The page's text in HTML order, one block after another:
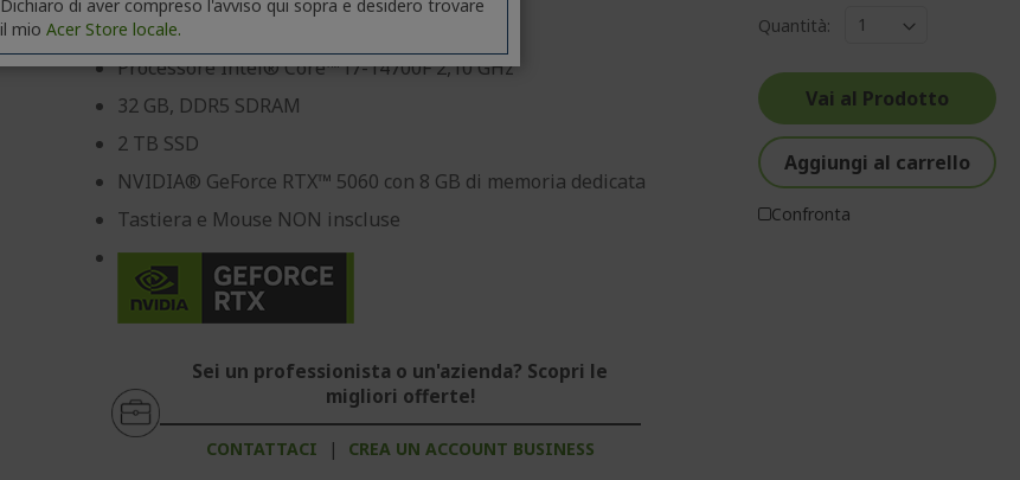
Windows 11 Pro
Processore Intel® Core™ i7-14700F 2,10 GHz
32 GB, DDR5 SDRAM
2 TB SSD
NVIDIA® GeForce RTX™ 5060 con 8 GB di memoria dedicata
Tastiera e Mouse NON inscluse
Sei un professionista o un'azienda? Scopri le
migliori offerte!
CONTATTACI | CREA UN ACCOUNT BUSINESS
Quantità:
Vai al Prodotto
Aggiungi al carrello
Confronta
Dichiaro di aver compreso l'avviso qui sopra e desidero trovare
il mio Acer Store locale.